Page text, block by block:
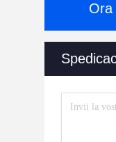
Ora